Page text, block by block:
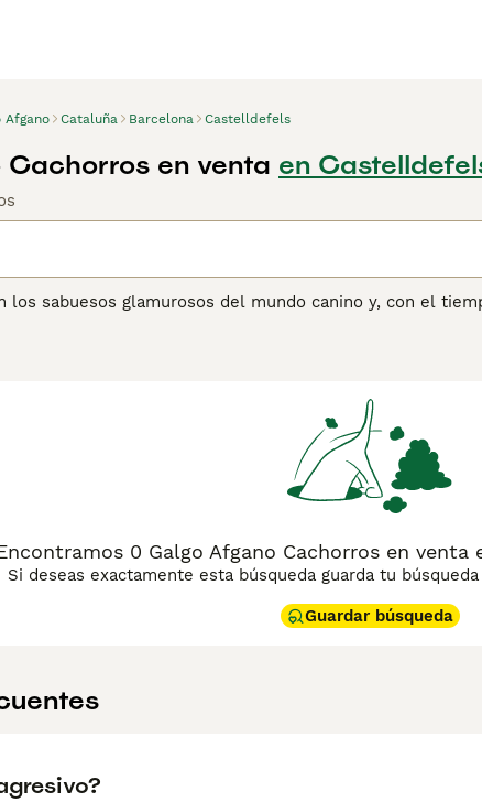
Afgano Cataluña Barcelona Castelldefels
en venta en
los sabuesos glamurosos del mundo canino y, con el
canina en Crystal Palace en 1907. El Galgo Afgano a
para obtener
0 Galgo Afgano Cachorros en venta
Si deseas exactamente esta búsqueda guarda tu
Guardar búsqueda